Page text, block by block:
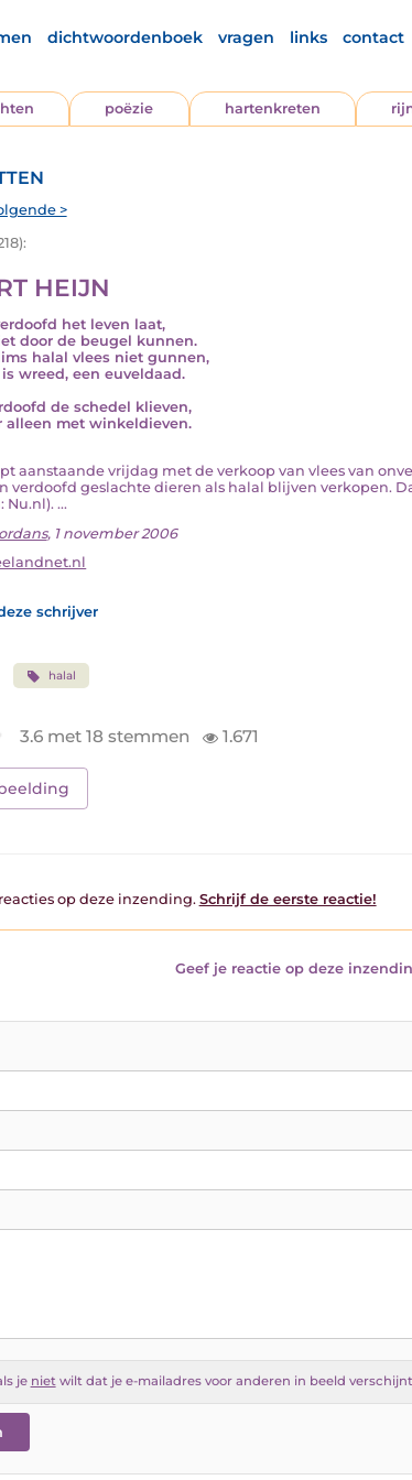
dichtwoordenboek vragen links contact
poëzie hartenkreten
>
HEIJN
het leven laat,
door de beugel kunnen.
halal vlees niet gunnen,
wreed, een euveldaad.
de schedel klieven,
alleen met winkeldieven.
aanstaande vrijdag met de verkoop van vlees van
verdoofd geslachte dieren als halal blijven verkopen.
...
, 1 november 2006
schrijver
halal
3.6 met 18 stemmen 1.671
op deze inzending. Schrijf de eerste reactie!
Geef je reactie op deze
je niet wilt dat je e-mailadres voor anderen in beeld verschijnt